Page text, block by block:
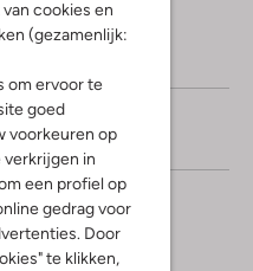
cookies en
(gezamenlijk:
om ervoor te
goed
voorkeuren op
verkrijgen in
een profiel op
gedrag voor
Door
te klikken,
5/5